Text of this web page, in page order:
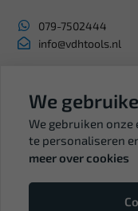
079-7502444
info@vdhtools.nl
BTW: NL819958657B01
We
We gebruiken
te personaliseren
meer over cookies